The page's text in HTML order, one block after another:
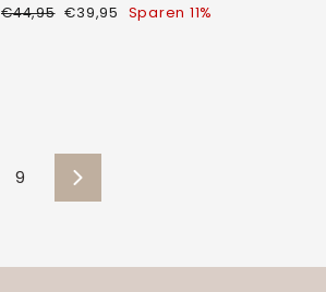
Normaler
€44,95 Sonderpreis
€39,95 Sparen 11%
9 Vorwärts